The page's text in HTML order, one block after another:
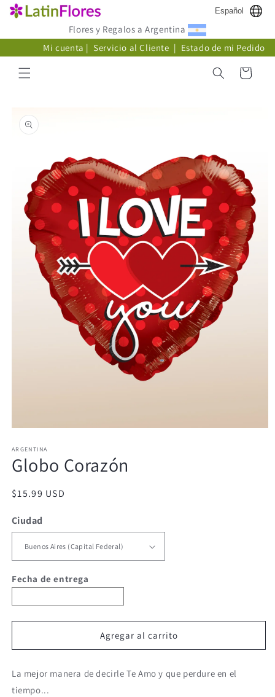
directamente
Español
Flores y Regalos a Argentina
Mi cuenta | Servicio al Cliente | Estado de mi Pedido
Carrito
información
multimedia
1
en
ventana
modal
ARGENTINA
Globo Corazón
Precio
$15.99 USD
Ciudad
Fecha de entrega
Agregar al carrito
La mejor manera de decirle Te Amo y que perdure en el
tiempo...